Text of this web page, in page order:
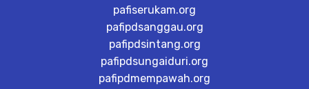
pafiserukam.org
pafipdsanggau.org
pafipdsintang.org
pafipdsungaiduri.org
pafipdmempawah.org